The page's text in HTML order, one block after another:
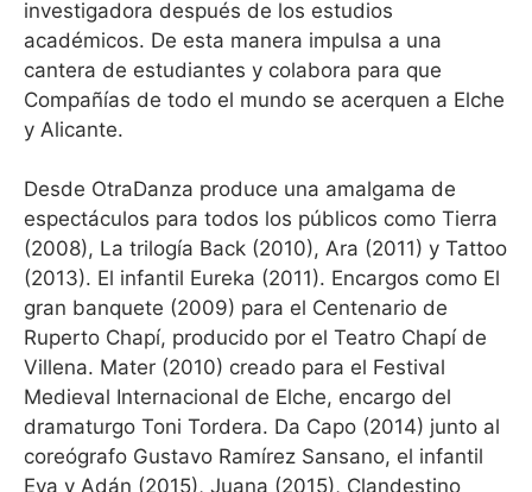
investigadora después de los estudios
académicos. De esta manera impulsa a una
cantera de estudiantes y colabora para que
Compañías de todo el mundo se acerquen a Elche
y Alicante.
Desde OtraDanza produce una amalgama de
espectáculos para todos los públicos como Tierra
(2008), La trilogía Back (2010), Ara (2011) y Tattoo
(2013). El infantil Eureka (2011). Encargos como El
gran banquete (2009) para el Centenario de
Ruperto Chapí, producido por el Teatro Chapí de
Villena. Mater (2010) creado para el Festival
Medieval Internacional de Elche, encargo del
dramaturgo Toni Tordera. Da Capo (2014) junto al
coreógrafo Gustavo Ramírez Sansano, el infantil
Eva y Adán (2015), Juana (2015), Clandestino